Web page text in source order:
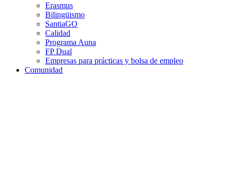
Erasmus
Bilingüismo
SantiaGO
Calidad
Programa Auna
FP Dual
Empresas para prácticas y bolsa de empleo
Comunidad